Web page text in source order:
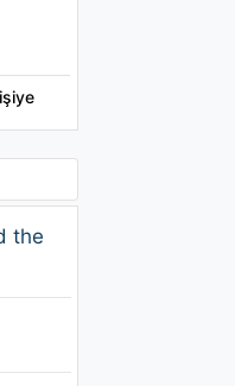
(Lyric
the